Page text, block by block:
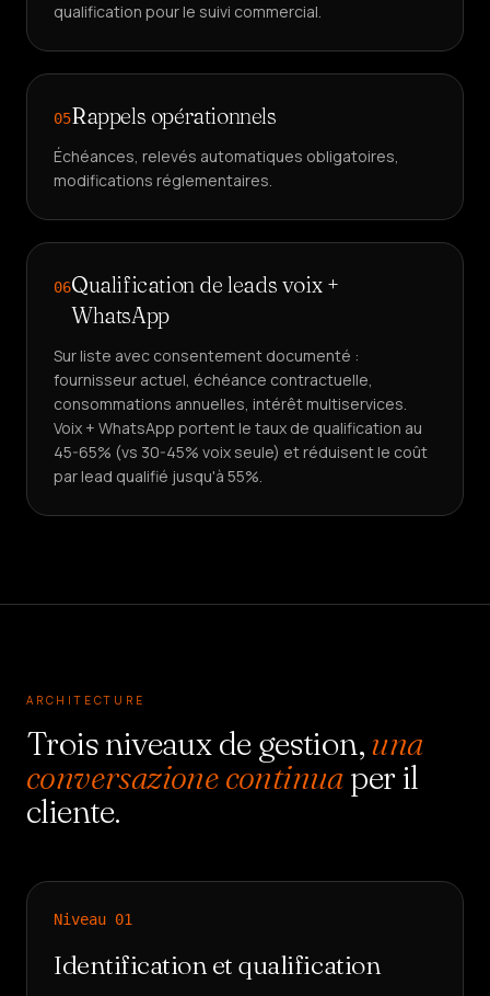
qualification pour le suivi commercial.
05Rappels opérationnels
Échéances, relevés automatiques obligatoires,
modifications réglementaires.
06Qualification de leads voix +
WhatsApp
Sur liste avec consentement documenté :
fournisseur actuel, échéance contractuelle,
consommations annuelles, intérêt multiservices.
Voix + WhatsApp portent le taux de qualification au
45-65% (vs 30-45% voix seule) et réduisent le coût
par lead qualifié jusqu'à 55%.
ARCHITECTURE
Trois niveaux de gestion,una
conversazione continuaper il
cliente.
Niveau 01
Identification et qualification